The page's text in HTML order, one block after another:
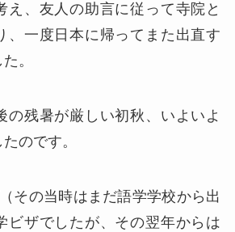
え、友人の助言に従って寺院と
、一度日本に帰ってまた出直す
。
の残暑が厳しい初秋、いよいよ
のです。
その当時はまだ語学学校から出
ビザでしたが、その翌年からは